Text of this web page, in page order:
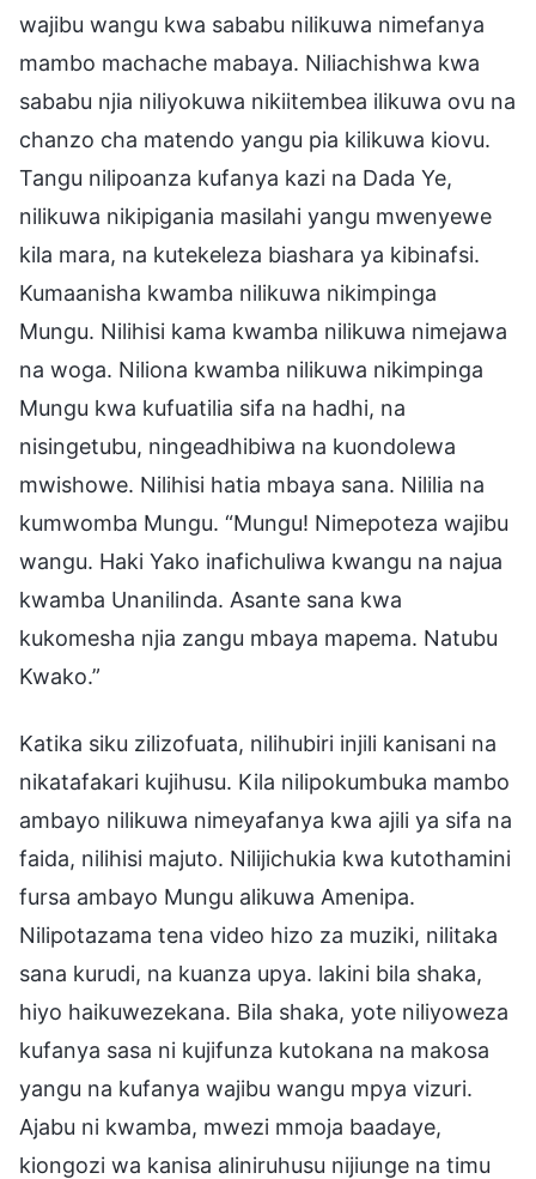
wajibu wangu kwa sababu nilikuwa nimefanya
mambo machache mabaya. Niliachishwa kwa
sababu njia niliyokuwa nikiitembea ilikuwa ovu na
chanzo cha matendo yangu pia kilikuwa kiovu.
Tangu nilipoanza kufanya kazi na Dada Ye,
nilikuwa nikipigania masilahi yangu mwenyewe
kila mara, na kutekeleza biashara ya kibinafsi.
Kumaanisha kwamba nilikuwa nikimpinga
Mungu. Nilihisi kama kwamba nilikuwa nimejawa
na woga. Niliona kwamba nilikuwa nikimpinga
Mungu kwa kufuatilia sifa na hadhi, na
nisingetubu, ningeadhibiwa na kuondolewa
mwishowe. Nilihisi hatia mbaya sana. Nililia na
kumwomba Mungu. “Mungu! Nimepoteza wajibu
wangu. Haki Yako inafichuliwa kwangu na najua
kwamba Unanilinda. Asante sana kwa
kukomesha njia zangu mbaya mapema. Natubu
Kwako.”
Katika siku zilizofuata, nilihubiri injili kanisani na
nikatafakari kujihusu. Kila nilipokumbuka mambo
ambayo nilikuwa nimeyafanya kwa ajili ya sifa na
faida, nilihisi majuto. Nilijichukia kwa kutothamini
fursa ambayo Mungu alikuwa Amenipa.
Nilipotazama tena video hizo za muziki, nilitaka
sana kurudi, na kuanza upya. lakini bila shaka,
hiyo haikuwezekana. Bila shaka, yote niliyoweza
kufanya sasa ni kujifunza kutokana na makosa
yangu na kufanya wajibu wangu mpya vizuri.
Ajabu ni kwamba, mwezi mmoja baadaye,
kiongozi wa kanisa aliniruhusu nijiunge na timu